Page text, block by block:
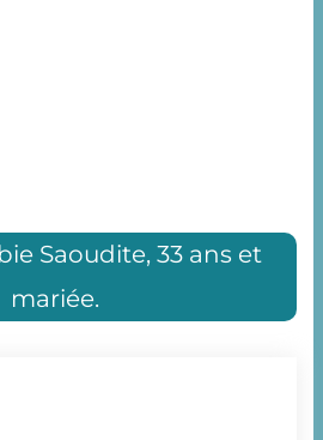
Saoudite, 33 ans et
mariée.